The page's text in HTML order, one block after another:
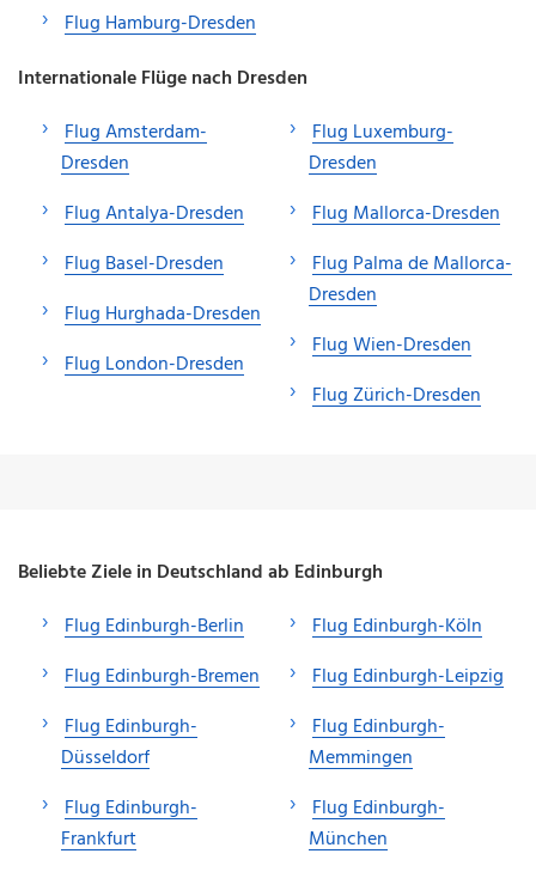
Flug Hamburg-Dresden
Internationale Flüge nach Dresden
Flug Amsterdam-
Dresden
Flug Antalya-Dresden
Flug Basel-Dresden
Flug Hurghada-Dresden
Flug London-Dresden
Flug Luxemburg-
Dresden
Flug Mallorca-Dresden
Flug Palma de Mallorca-
Dresden
Flug Wien-Dresden
Flug Zürich-Dresden
Beliebte Ziele in Deutschland ab Edinburgh
Flug Edinburgh-Berlin
Flug Edinburgh-Bremen
Flug Edinburgh-
Düsseldorf
Flug Edinburgh-
Frankfurt
Flug Edinburgh-Köln
Flug Edinburgh-Leipzig
Flug Edinburgh-
Memmingen
Flug Edinburgh-
München